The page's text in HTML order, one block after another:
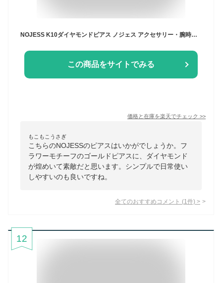
NOJESS K10ダイヤモンドピアス ノジェス アクセサリー・腕時計 ピアス【送料無料】
この商品をサイトでみる
価格と在庫を楽天でチェック >>
もこもこうさぎ
こちらのNOJESSのピアスはいかがでしょうか。フ
ラワーモチーフのゴールドピアスに、ダイヤモンド
が煌めいて素敵だと思います。シンプルで日常使い
しやすいのも良いですね。
全てのおすすめコメント (1 件) >
12